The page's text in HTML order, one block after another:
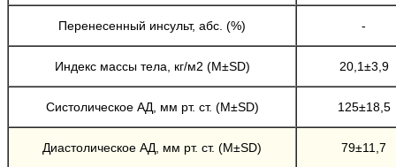
Перенесенный инсульт, абс. (%) -
Индекс массы тела, кг/м2 (М±SD) 20,1±3,9
Систолическое АД, мм рт. ст. (М±SD) 125±18,5
Диастолическое АД, мм рт. ст. (М±SD) 79±11,7